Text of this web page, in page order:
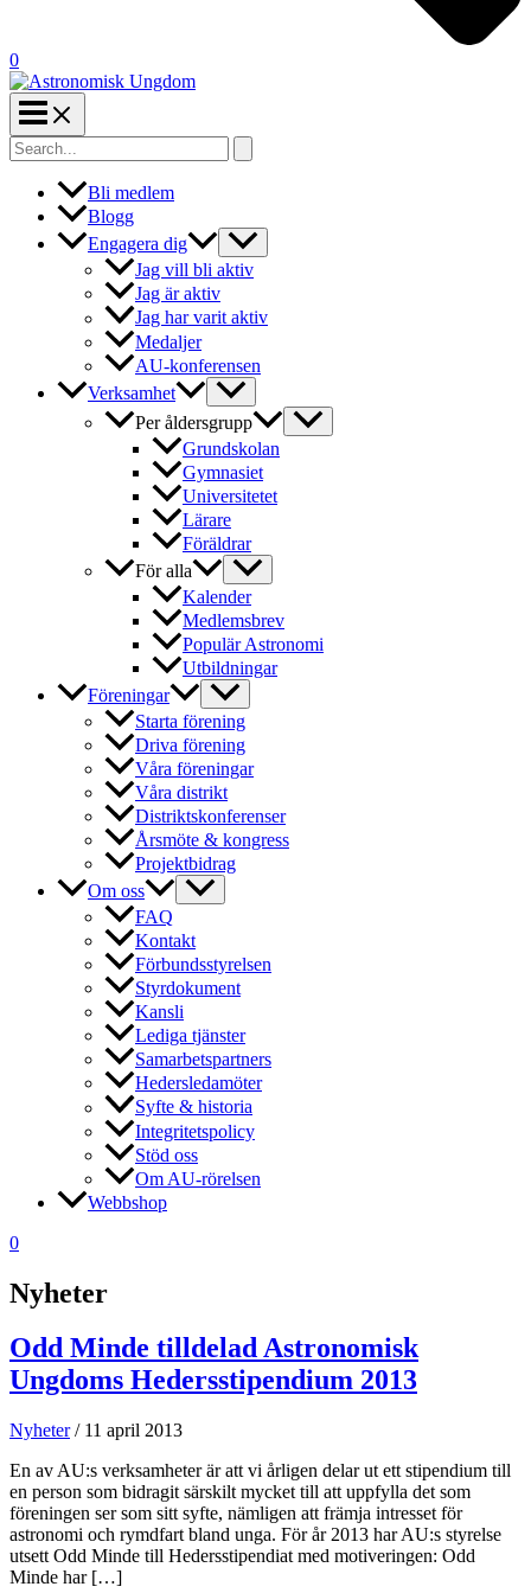
0
Search
for:
Bli medlem
Blogg
Engagera dig
Jag vill bli aktiv
Jag är aktiv
Jag har varit aktiv
Medaljer
AU-konferensen
Verksamhet
Per åldersgrupp
Grundskolan
Gymnasiet
Universitetet
Lärare
Föräldrar
För alla
Kalender
Medlemsbrev
Populär Astronomi
Utbildningar
Föreningar
Starta förening
Driva förening
Våra föreningar
Våra distrikt
Distriktskonferenser
Årsmöte & kongress
Projektbidrag
Om oss
FAQ
Kontakt
Förbundsstyrelsen
Styrdokument
Kansli
Lediga tjänster
Samarbetspartners
Hedersledamöter
Syfte & historia
Integritetspolicy
Stöd oss
Om AU-rörelsen
Webbshop
0
Nyheter
Odd Minde tilldelad Astronomisk
Ungdoms Hedersstipendium 2013
Nyheter/ 11 april 2013
En av AU:s verksamheter är att vi årligen delar ut ett stipendium till
en person som bidragit särskilt mycket till att uppfylla det som
föreningen ser som sitt syfte, nämligen att främja intresset för
astronomi och rymdfart bland unga. För år 2013 har AU:s styrelse
utsett Odd Minde till Hedersstipendiat med motiveringen: Odd
Minde har […]